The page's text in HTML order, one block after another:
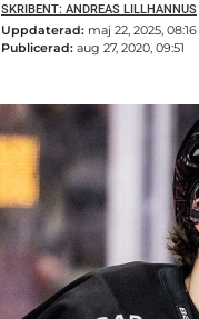
SKRIBENT: ANDREAS LILLHANNUS
Uppdaterad: maj 22, 2025, 08:16
Publicerad: aug 27, 2020, 09:51